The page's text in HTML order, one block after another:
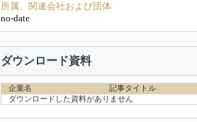
所属、関連会社および団体
no-date
ダウンロード資料
企業名
記事タイトル
ダウンロードした資料がありません